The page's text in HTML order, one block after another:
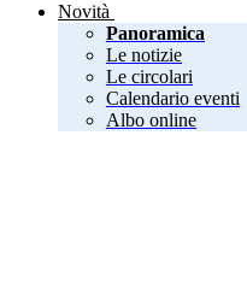
Novità
Panoramica
Le notizie
Le circolari
Calendario eventi
Albo online